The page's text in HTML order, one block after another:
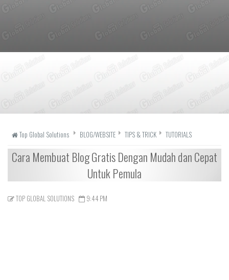
Top Global Solutions BLOG/WEBSITE TIPS & TRICK TUTORIALS
Cara Membuat Blog Gratis Dengan Mudah dan Cepat
Untuk Pemula
TOP GLOBAL SOLUTIONS 9:44 PM